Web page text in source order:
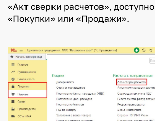
«Акт сверки расчетов»,
«Покупки» или «Продажи».